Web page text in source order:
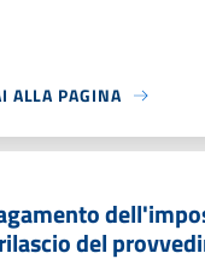
ALLA PAGINA
del